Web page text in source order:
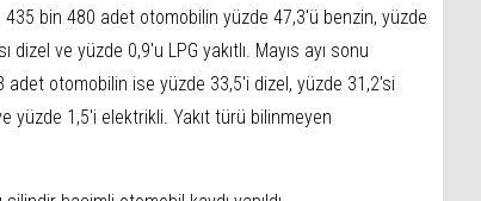
435 bin 480 adet otomobilin yüzde 47,3'ü benzin, yüzde
ve yüzde 0,9'u LPG yakıtlı. Mayıs ayı sonu
adet otomobilin ise yüzde 33,5'i dizel, yüzde 31,2'si
yüzde 1,5'i elektrikli. Yakıt türü bilinmeyen